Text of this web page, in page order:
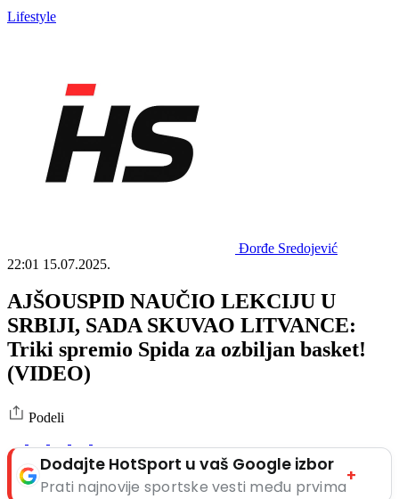
Lifestyle
Đorđe Sredojević
22:01 15.07.2025.
AJŠOUSPID NAUČIO LEKCIJU U
SRBIJI, SADA SKUVAO LITVANCE:
Triki spremio Spida za ozbiljan basket!
(VIDEO)
Podeli
Dodajte HotSport u vaš Google izbor
Prati najnovije sportske vesti među prvima
+